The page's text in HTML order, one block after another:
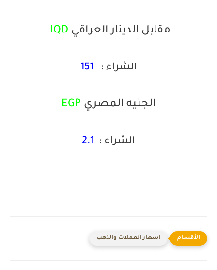
مقابل الدينار العراقي IQD
الشراء :
الجنيه المصري EGP
الشراء : 2.1
اسعار العملات والذهب